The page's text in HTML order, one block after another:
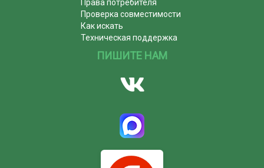
Права потребителя
Проверка совместимости
Как искать
Техническая поддержка
ПИШИТЕ НАМ